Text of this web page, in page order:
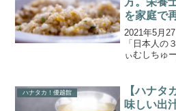
を家庭で
2021年5月
「日本人の
ぃむしちゅ
ます。今回
軍団がプロ
ハナタカ！優越館
【ハナタ
味しい出